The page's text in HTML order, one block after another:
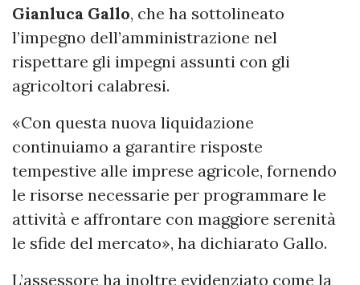
Gianluca Gallo, che ha sottolineato
l’impegno dell’amministrazione nel
rispettare gli impegni assunti con gli
agricoltori calabresi.
«Con questa nuova liquidazione
continuiamo a garantire risposte
tempestive alle imprese agricole, fornendo
le risorse necessarie per programmare le
attività e affrontare con maggiore serenità
le sfide del mercato», ha dichiarato Gallo.
L’assessore ha inoltre evidenziato come la